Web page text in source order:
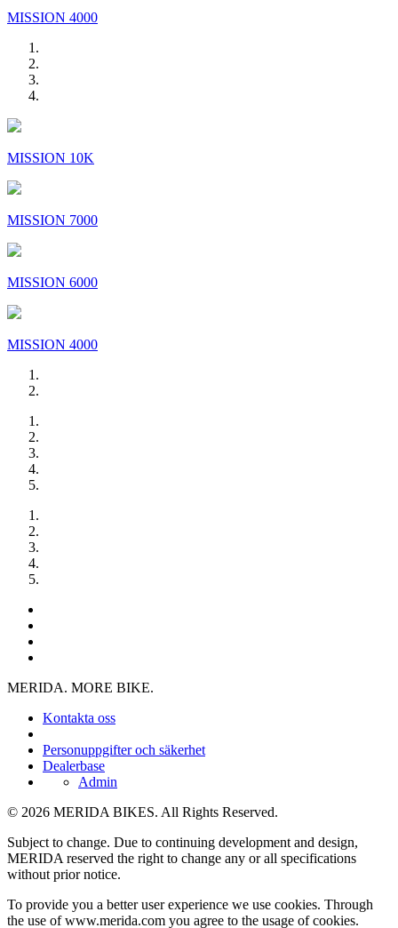
MISSION 4000
MISSION 10K
MISSION 7000
MISSION 6000
MISSION 4000
MERIDA. MORE BIKE.
Kontakta oss
Personuppgifter och säkerhet
Dealerbase
Admin
© 2026 MERIDA BIKES. All Rights Reserved.
Subject to change. Due to continuing development and design,
MERIDA reserved the right to change any or all specifications
without prior notice.
To provide you a better user experience we use cookies. Through
the use of www.merida.com you agree to the usage of cookies.